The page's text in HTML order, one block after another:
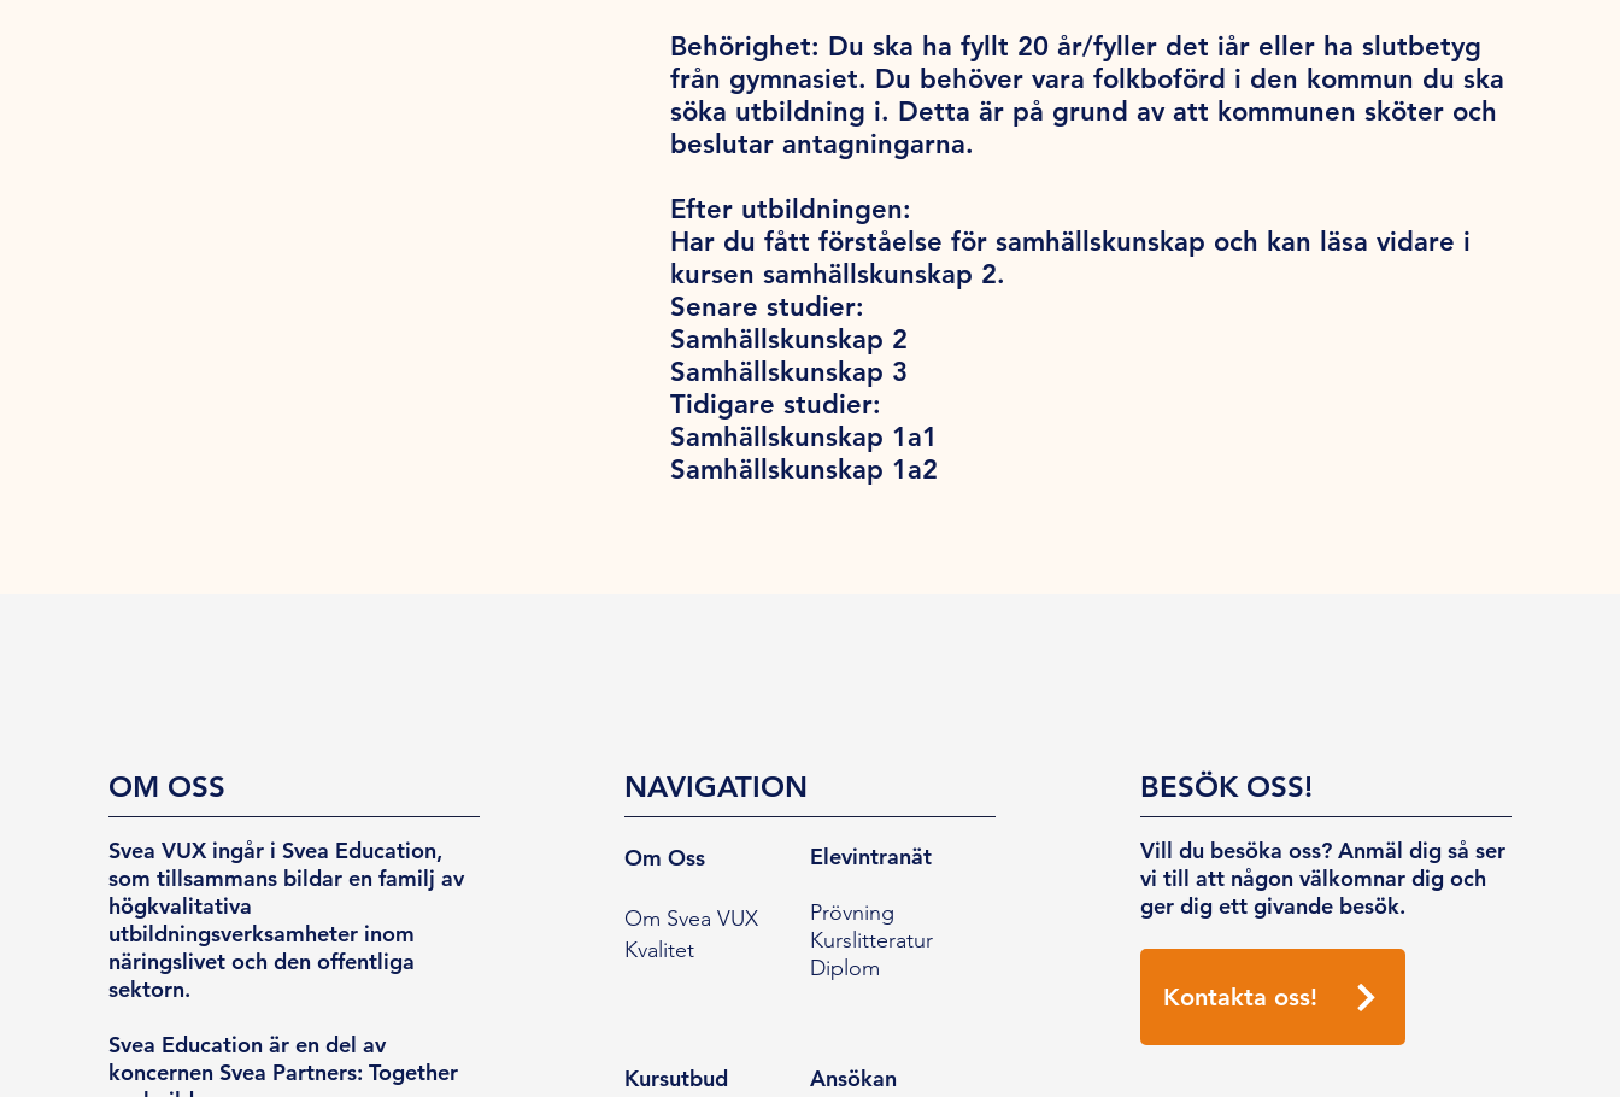
Behörighet: Du ska ha fyllt 20 år/fyller det iår eller ha slutbetyg
från gymnasiet. Du behöver vara folkboförd i den kommun du ska
söka utbildning i. Detta är på grund av att kommunen sköter och
beslutar antagningarna.
Efter utbildningen:
Har du fått förståelse för samhällskunskap och kan läsa vidare i
kursen samhällskunskap 2.
Senare studier:
Samhällskunskap 2
Samhällskunskap 3
Tidigare studier:
Samhällskunskap 1a1
Samhällskunskap 1a2
OM OSS
Svea VUX ingår i Svea Education,
som tillsammans bildar en familj av
högkvalitativa
utbildningsverksamheter inom
näringslivet och den offentliga
sektorn.
Svea Education är en del av
koncernen Svea Partners: Together
NAVIGATION
Om Oss
Om Svea VUX
Kvalitet
Elevintranät
Prövning
Kurslitteratur
Diplom
Kursutbud Ansökan
BESÖK OSS!
Vill du besöka oss? Anmäl dig så ser
vi till att någon välkomnar dig och
ger dig ett givande besök.
Kontakta oss!